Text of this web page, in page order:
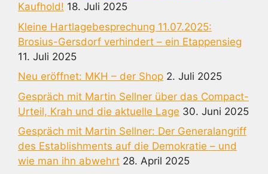
Kaufhold! 18. Juli 2025
Kleine Hartlagebesprechung 11.07.2025:
Brosius-Gersdorf verhindert – ein Etappensieg
11. Juli 2025
Neu eröffnet: MKH – der Shop 2. Juli 2025
Gespräch mit Martin Sellner über das Compact-
Urteil, Krah und die aktuelle Lage 30. Juni 2025
Gespräch mit Martin Sellner: Der Generalangriff
des Establishments auf die Demokratie – und
wie man ihn abwehrt 28. April 2025